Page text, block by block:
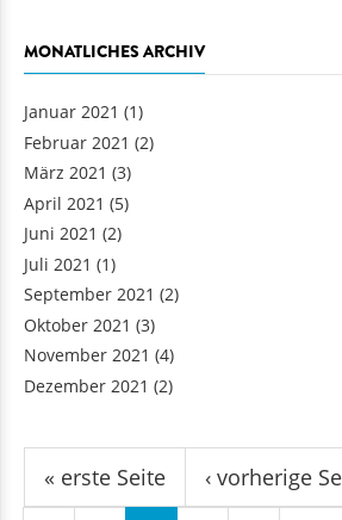
MONATLICHES ARCHIV
Januar 2021 (1)
Februar 2021 (2)
März 2021 (3)
April 2021 (5)
Juni 2021 (2)
Juli 2021 (1)
September 2021 (2)
Oktober 2021 (3)
November 2021 (4)
Dezember 2021 (2)
Seiten
« erste Seite ‹ vorherige